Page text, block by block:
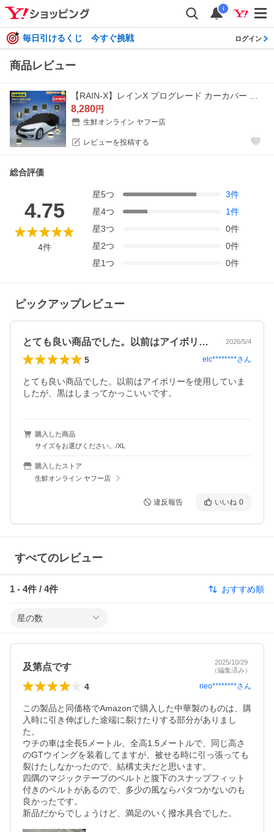
i
毎日引けるくじ 今すぐ挑戦 ログイン
商品レビュー
8,280円
生鮮オンライン ヤフー店
レビューを投稿する
総合評価
4.75
4件
星5つ 3件
星4つ 1件
星3つ 0件
星2つ 0件
星1つ 0件
ピックアップレビュー
とても良い商品でした。以前はアイボリー… 2026/5/4
5 elc********さん
とても良い商品でした。以前はアイボリーを使用していま
したが、黒はしまってかっこいいです。
購入した商品
サイズをお選びください。/XL
購入したストア
生鮮オンライン ヤフー店
違反報告 いいね 0
すべてのレビュー
1 - 4件 / 4件 おすすめ順
星の数
及第点です
2025/10/29
（編集済み）
4 neo********さん
この製品と同価格でAmazonで購入した中華製のものは、購
入時に引き伸ばした途端に裂けたりする部分がありまし
た。
ウチの車は全長5メートル、全高1.5メートルで、同じ高さ
のGTウイングを装着してますが、被せる時に引っ張っても
裂けたしなかったので、結構丈夫だと思います。
四隅のマジックテープのベルトと腹下のスナップフィット
付きのベルトがあるので、多少の風ならバタつかないのも
良かったです。
新品だからでしょうけど、満足のいく撥水具合でした。